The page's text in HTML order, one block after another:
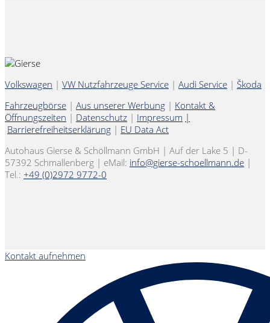
Volkswagen | VW Nutzfahrzeuge Service | Audi Service | Škoda
Fahrzeugbörse | Aus unserer Werbung | Kontakt &
Öffnungszeiten | Datenschutz | Impressum |
Barrierefreiheitserklärung | EU Data Act
Autohaus Gierse & Schöllmann GmbH | Auf der Lake 5 | D-
57392 Schmallenberg | eMail: info@gierse-schoellmann.de |
Tel.: +49 (0)2972 9772-0
Kontakt aufnehmen